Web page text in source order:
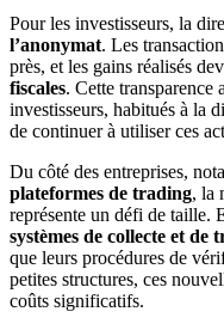
Pour les investisseurs, la
l’anonymat. Les
près, et les gains réalisés
fiscales. Cette transparence
investisseurs, habitués à la
de continuer à utiliser ces
Du côté des entreprises,
plateformes de trading, la
représente un défi de taille.
systèmes de collecte et de
que leurs procédures de
petites structures, ces
coûts significatifs.